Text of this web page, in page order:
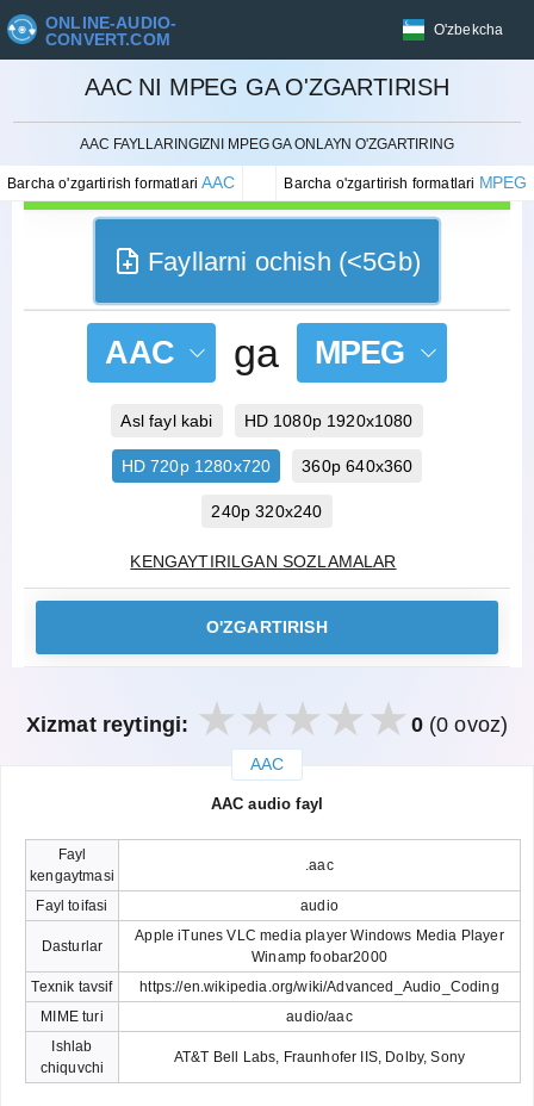
ONLINE-AUDIO-
CONVERT.COM
O'zbekcha
AAC NI MPEG GA O'ZGARTIRISH
AAC FAYLLARINGIZNI MPEG GA ONLAYN O'ZGARTIRING
Barcha o'zgartirish formatlariAAC Barcha o'zgartirish formatlari MPEG
BEKOR QILISH
Fayllarni ochish (<5Gb)
AAC ga MPEG
Asl fayl kabi HD 1080p 1920x1080
HD 720p 1280x720 360p 640x360
240p 320x240
KENGAYTIRILGAN SOZLAMALAR
O'ZGARTIRISH
Xizmat reytingi: 0(0 ovoz)
AAC
AAC audio fayl
Fayl
kengaytmasi
.aac
Fayl toifasi audio
Dasturlar
Apple iTunes VLC media player Windows Media Player
Winamp foobar2000
Texnik tavsif
https://en.wikipedia.org/wiki/Advanced_Audio_Coding
MIME turi
audio/aac
Ishlab
chiquvchi
AT&T Bell Labs, Fraunhofer IIS, Dolby, Sony